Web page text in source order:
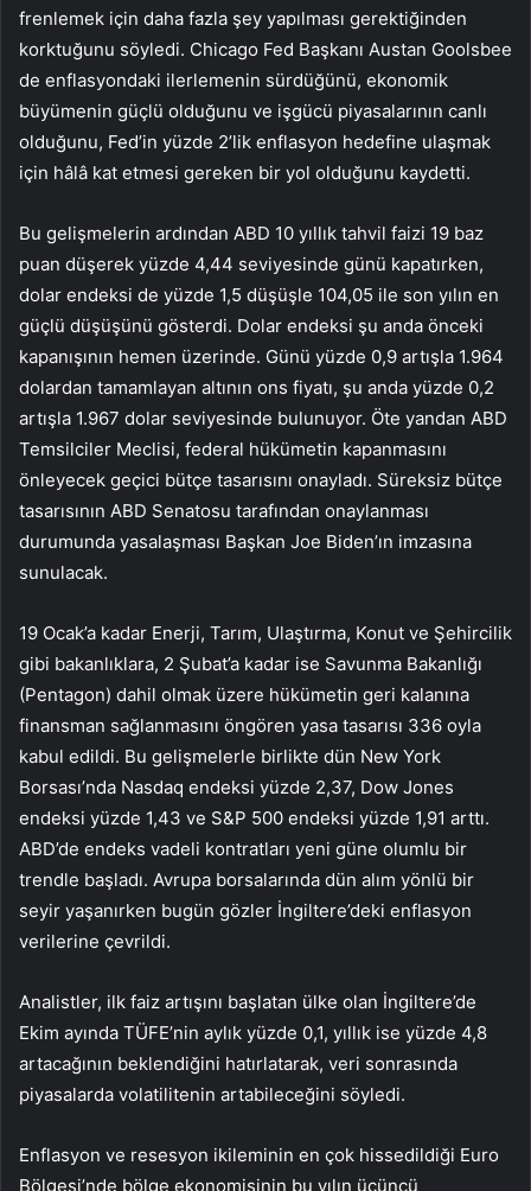
frenlemek için daha fazla şey yapılması gerektiğinden
korktuğunu söyledi. Chicago Fed Başkanı Austan Goolsbee
de enflasyondaki ilerlemenin sürdüğünü, ekonomik
büyümenin güçlü olduğunu ve işgücü piyasalarının canlı
olduğunu, Fed’in yüzde 2’lik enflasyon hedefine ulaşmak
için hâlâ kat etmesi gereken bir yol olduğunu kaydetti.
Bu gelişmelerin ardından ABD 10 yıllık tahvil faizi 19 baz
puan düşerek yüzde 4,44 seviyesinde günü kapatırken,
dolar endeksi de yüzde 1,5 düşüşle 104,05 ile son yılın en
güçlü düşüşünü gösterdi. Dolar endeksi şu anda önceki
kapanışının hemen üzerinde. Günü yüzde 0,9 artışla 1.964
dolardan tamamlayan altının ons fiyatı, şu anda yüzde 0,2
artışla 1.967 dolar seviyesinde bulunuyor. Öte yandan ABD
Temsilciler Meclisi, federal hükümetin kapanmasını
önleyecek geçici bütçe tasarısını onayladı. Süreksiz bütçe
tasarısının ABD Senatosu tarafından onaylanması
durumunda yasalaşması Başkan Joe Biden’ın imzasına
sunulacak.
19 Ocak’a kadar Enerji, Tarım, Ulaştırma, Konut ve Şehircilik
gibi bakanlıklara, 2 Şubat’a kadar ise Savunma Bakanlığı
(Pentagon) dahil olmak üzere hükümetin geri kalanına
finansman sağlanmasını öngören yasa tasarısı 336 oyla
kabul edildi. Bu gelişmelerle birlikte dün New York
Borsası’nda Nasdaq endeksi yüzde 2,37, Dow Jones
endeksi yüzde 1,43 ve S&P 500 endeksi yüzde 1,91 arttı.
ABD’de endeks vadeli kontratları yeni güne olumlu bir
trendle başladı. Avrupa borsalarında dün alım yönlü bir
seyir yaşanırken bugün gözler İngiltere’deki enflasyon
verilerine çevrildi.
Analistler, ilk faiz artışını başlatan ülke olan İngiltere’de
Ekim ayında TÜFE’nin aylık yüzde 0,1, yıllık ise yüzde 4,8
artacağının beklendiğini hatırlatarak, veri sonrasında
piyasalarda volatilitenin artabileceğini söyledi.
Enflasyon ve resesyon ikileminin en çok hissedildiği Euro
Bölgesi’nde bölge ekonomisinin bu yılın üçüncü